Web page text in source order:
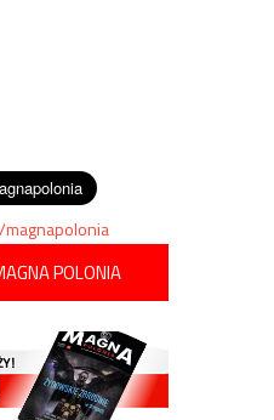
POLONIA